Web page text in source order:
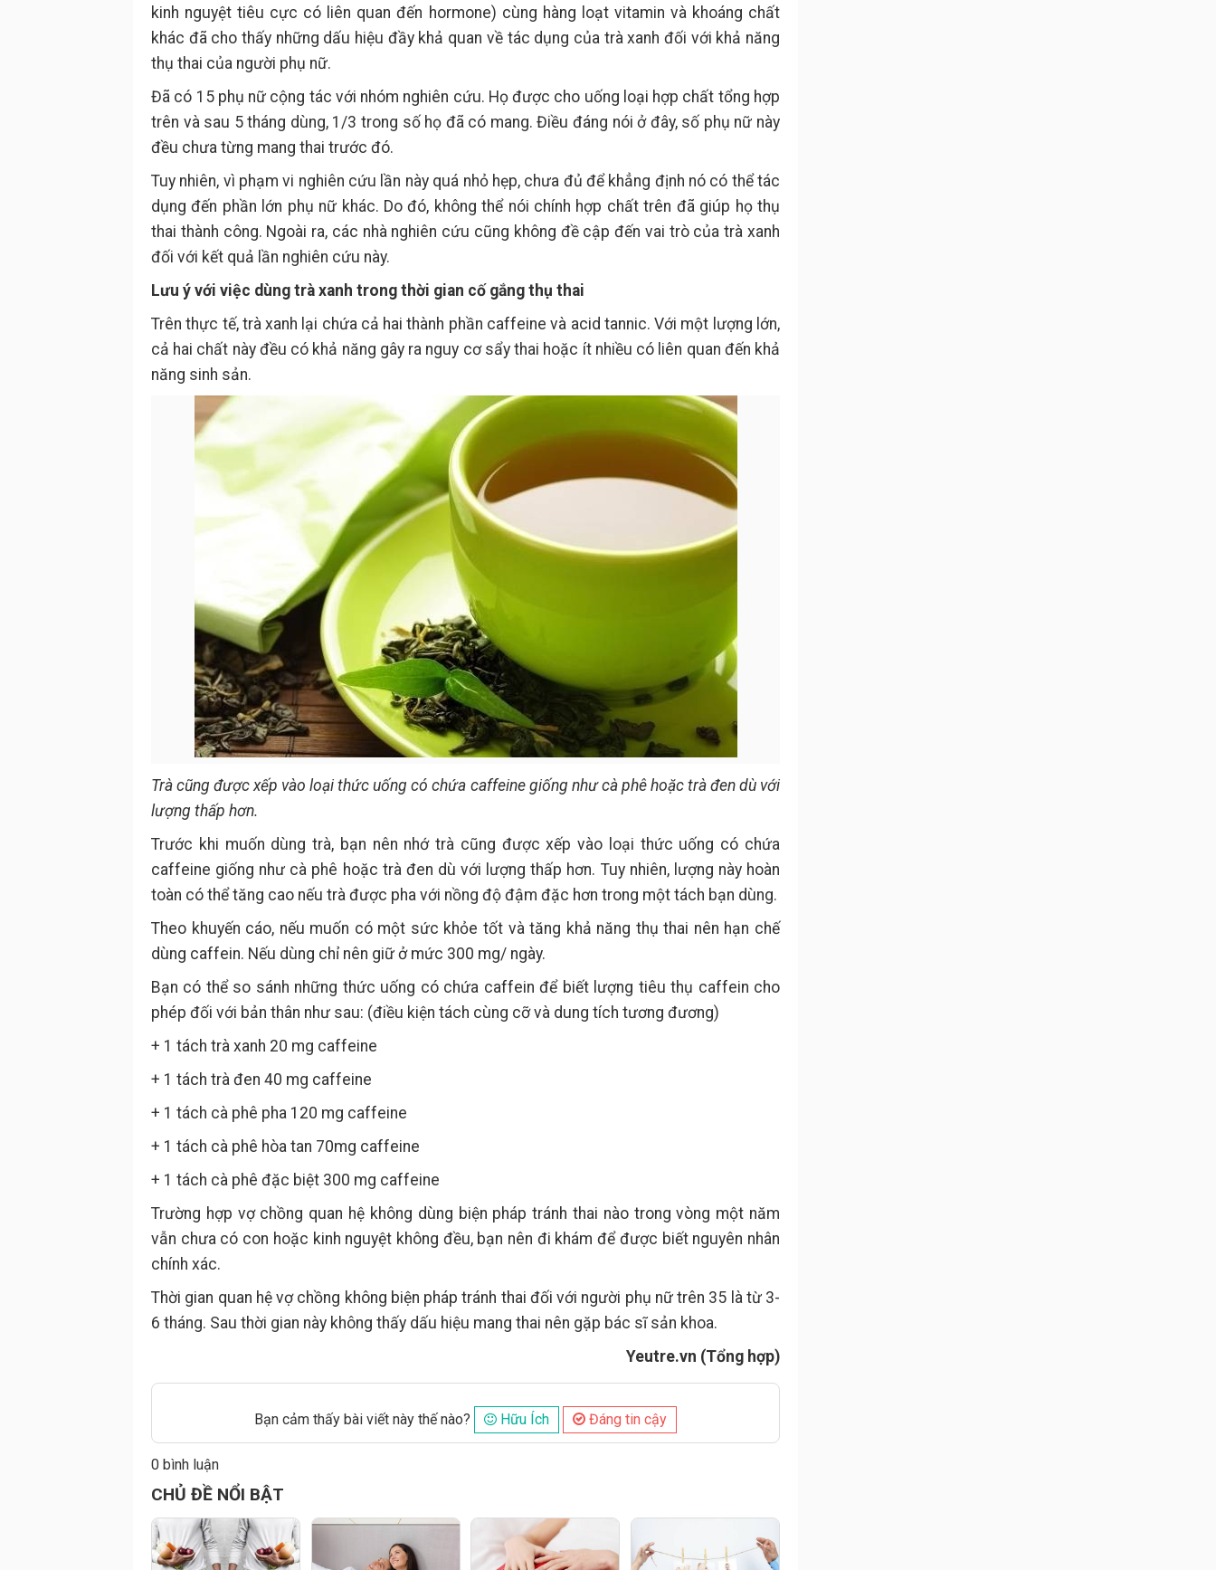
kinh nguyệt tiêu cực có liên quan đến hormone) cùng hàng loạt vitamin và khoáng chất
khác đã cho thấy những dấu hiệu đầy khả quan về tác dụng của trà xanh đối với khả năng
thụ thai của người phụ nữ.
Đã có 15 phụ nữ cộng tác với nhóm nghiên cứu. Họ được cho uống loại hợp chất tổng hợp
trên và sau 5 tháng dùng, 1/3 trong số họ đã có mang. Điều đáng nói ở đây, số phụ nữ này
đều chưa từng mang thai trước đó.
Tuy nhiên, vì phạm vi nghiên cứu lần này quá nhỏ hẹp, chưa đủ để khẳng định nó có thể tác
dụng đến phần lớn phụ nữ khác. Do đó, không thể nói chính hợp chất trên đã giúp họ thụ
thai thành công. Ngoài ra, các nhà nghiên cứu cũng không đề cập đến vai trò của trà xanh
đối với kết quả lần nghiên cứu này.
Lưu ý với việc dùng trà xanh trong thời gian cố gắng thụ thai
Trên thực tế, trà xanh lại chứa cả hai thành phần caffeine và acid tannic. Với một lượng lớn,
cả hai chất này đều có khả năng gây ra nguy cơ sẩy thai hoặc ít nhiều có liên quan đến khả
năng sinh sản.
Trà cũng được xếp vào loại thức uống có chứa caffeine giống như cà phê hoặc trà đen dù với
lượng thấp hơn.
Trước khi muốn dùng trà, bạn nên nhớ trà cũng được xếp vào loại thức uống có chứa
caffeine giống như cà phê hoặc trà đen dù với lượng thấp hơn. Tuy nhiên, lượng này hoàn
toàn có thể tăng cao nếu trà được pha với nồng độ đậm đặc hơn trong một tách bạn dùng.
Theo khuyến cáo, nếu muốn có một sức khỏe tốt và tăng khả năng thụ thai nên hạn chế
dùng caffein. Nếu dùng chỉ nên giữ ở mức 300 mg/ ngày.
Bạn có thể so sánh những thức uống có chứa caffein để biết lượng tiêu thụ caffein cho
phép đối với bản thân như sau: (điều kiện tách cùng cỡ và dung tích tương đương)
+ 1 tách trà xanh 20 mg caffeine
+ 1 tách trà đen 40 mg caffeine
+ 1 tách cà phê pha 120 mg caffeine
+ 1 tách cà phê hòa tan 70mg caffeine
+ 1 tách cà phê đặc biệt 300 mg caffeine
Trường hợp vợ chồng quan hệ không dùng biện pháp tránh thai nào trong vòng một năm
vẫn chưa có con hoặc kinh nguyệt không đều, bạn nên đi khám để được biết nguyên nhân
chính xác.
Thời gian quan hệ vợ chồng không biện pháp tránh thai đối với người phụ nữ trên 35 là từ 3-
6 tháng. Sau thời gian này không thấy dấu hiệu mang thai nên gặp bác sĩ sản khoa.
Yeutre.vn (Tổng hợp)
Bạn cảm thấy bài viết này thế nào? Hữu Ích Đáng tin cậy
0 bình luận